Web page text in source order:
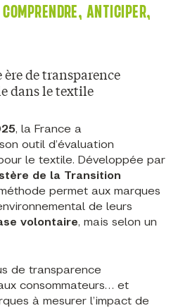
ANTICIPER,
de transparence
dans le textile
, la France a
outil d’évaluation
le textile. Développée par
de la Transition
permet aux marques
de leurs
volontaire, mais selon un
de transparence
consommateurs… et
à mesurer l’impact de